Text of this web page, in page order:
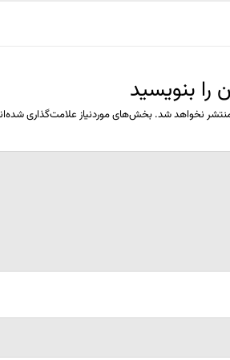
را بنویسید
نخواهد شد. بخش‌های موردنیاز علامت‌گذاری